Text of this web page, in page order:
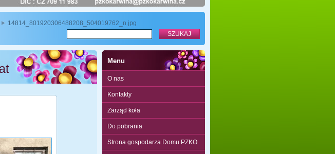
14814_801920306488208_504019762_n.jpg
Menu
O nas
Kontakty
Zarząd koła
Do pobrania
Strona gospodarza Domu PZKO